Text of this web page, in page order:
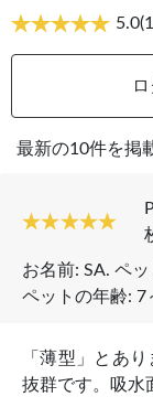
5.0
最新の10件を掲
お名前: SA. ペッ
ペットの年齢: 7
「薄型」とあ
抜群です。吸水